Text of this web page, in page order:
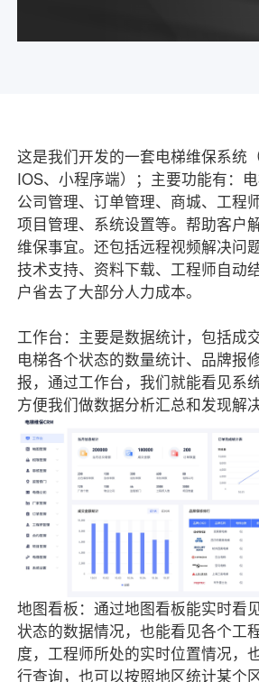
这是我们开发的一套电梯维保系统
IOS、小程序端）；主要功能有：
公司管理、订单管理、商城、工程
项目管理、系统设置等。帮助客户
维保事宜。还包括远程视频解决问
技术支持、资料下载、工程师自动
户省去了大部分人力成本。
工作台：主要是数据统计，包括成
电梯各个状态的数量统计、品牌报
报，通过工作台，我们就能看见系
方便我们做数据分析汇总和发现解决
地图看板：通过地图看板能实时看
状态的数据情况，也能看见各个工
度，工程师所处的实时位置情况，
行查询，也可以按照地区统计某个